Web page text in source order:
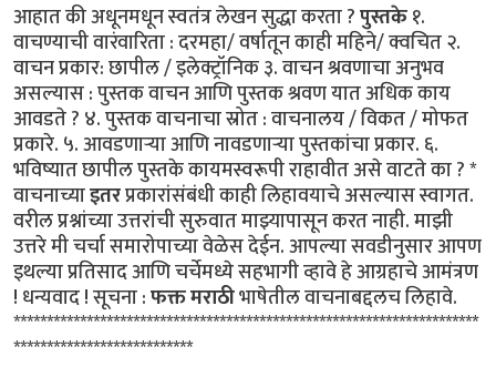
आहात की अधूनमधून स्वतंत्र लेखन सुद्धा करता ?पुस्तके१.
वाचण्याची वारंवारिता : दरमहा/ वर्षातून काही महिने/ क्वचित २.
वाचन प्रकार: छापील / इलेक्ट्रॉनिक ३. वाचन श्रवणाचा अनुभव
असल्यास : पुस्तक वाचन आणि पुस्तक श्रवण यात अधिक काय
आवडते ? ४. पुस्तक वाचनाचा स्रोत : वाचनालय / विकत / मोफत
प्रकारे. ५. आवडणाऱ्या आणि नावडणाऱ्या पुस्तकांचा प्रकार. ६.
भविष्यात छापील पुस्तके कायमस्वरूपी राहावीत असे वाटते का ? *
वाचनाच्याइतरप्रकारांसंबंधी काही लिहावयाचे असल्यास स्वागत.
वरील प्रश्नांच्या उत्तरांची सुरुवात माझ्यापासून करत नाही. माझी
उत्तरे मी चर्चा समारोपाच्या वेळेस देईन. आपल्या सवडीनुसार आपण
इथल्या प्रतिसाद आणि चर्चेमध्ये सहभागी व्हावे हे आग्रहाचे आमंत्रण
! धन्यवाद ! सूचना :फक्त मराठीभाषेतील वाचनाबद्दलच लिहावे.
**********************************************************************
***************************